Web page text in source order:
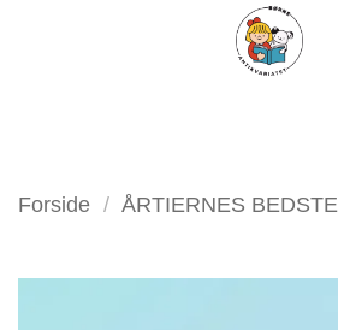
FILTER
Forside / ÅRTIERNES BEDSTE